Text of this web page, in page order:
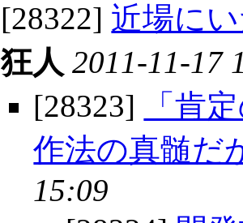
[28322] 近場に
狂人 2011-11-17
[28323]
「肯
作法の真髄だ
15:09